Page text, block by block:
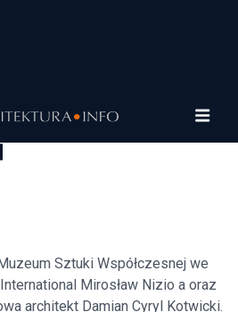
we
Sztuki Współczesnej we
Mirosław Nizio a oraz
architekt Damian Cyryl Kotwicki.